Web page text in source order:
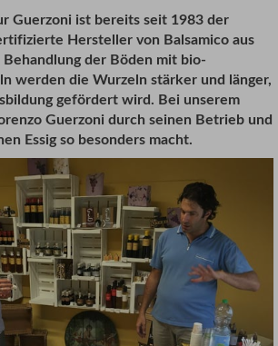
Guerzoni ist bereits seit 1983 der
Hersteller von Balsamico aus
der Böden mit bio-
werden die Wurzeln stärker und länger,
gefördert wird. Bei unserem
Guerzoni durch seinen Betrieb und
Essig so besonders macht.